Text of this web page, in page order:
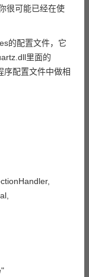
很可能已经在使
的配置文件，它
里面的
配置文件中做相